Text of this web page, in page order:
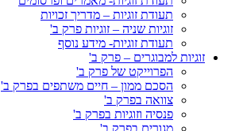
תעודת זוגיות – מדריך זכויות
זוגיות שניה – זוגיות פרק ב'
תעודת זוגיות- מידע נוסף
זוגיות למבוגרים – פרק ב'
הפרוייקט של פרק ב'
הסכם ממון – חיים משתפים בפרק ב'
צוואה בפרק ב'
פנסיה וזוגיות בפרק ב'
מגורים בפרק ב'